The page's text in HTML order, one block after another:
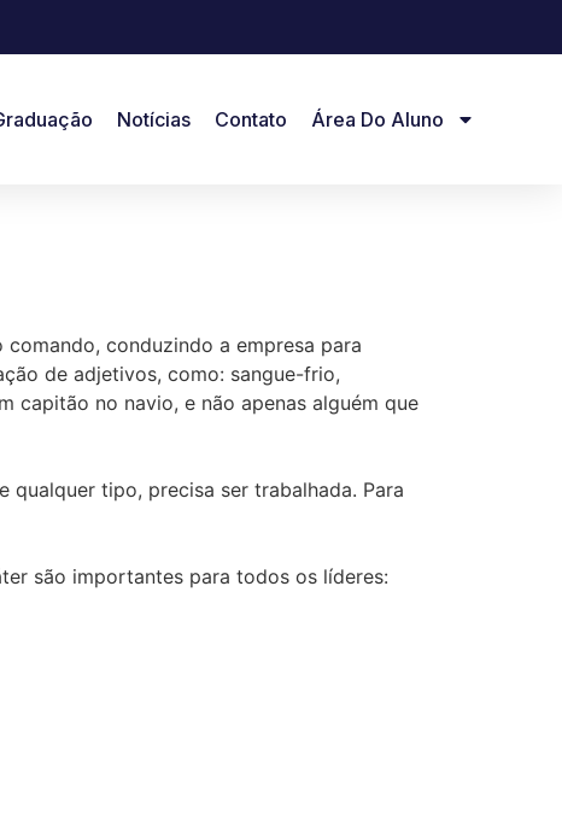
Notícias Contato Área Do Aluno
conduzindo a empresa para
de adjetivos, como: sangue-frio,
capitão no navio, e não apenas alguém que
qualquer tipo, precisa ser trabalhada. Para
são importantes para todos os líderes: